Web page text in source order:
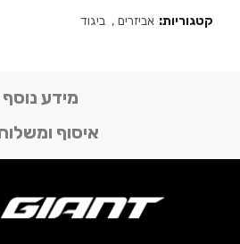
קטגוריות: אביזרים , ביגוד
מידע נוסף
איסוף